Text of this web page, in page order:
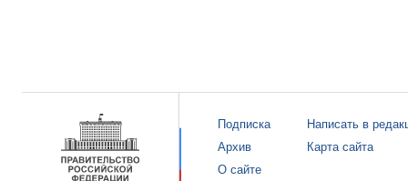
Подписка
Архив
О сайте
Написать в
Карта сайта